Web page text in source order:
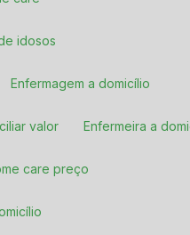
idosos
Enfermagem a domicílio
valor Enfermeira a
care preço